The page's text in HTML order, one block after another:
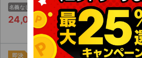
名義なし 電チケ
24,000 円/枚 1 枚 0 件
即決 SPACE SHOWER SWEET